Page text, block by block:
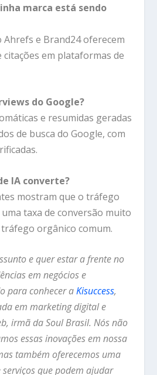
marca está sendo
Ahrefs e Brand24 oferecem
em plataformas de
do Google?
e resumidas geradas
de busca do Google, com
IA converte?
mostram que o tráfego
taxa de conversão muito
orgânico comum.
e quer estar a frente no
em negócios e
para conhecer a Kisuccess,
em marketing digital e
irmã daSoul Brasil. Nós não
essas inovações em nossa
também oferecemos uma
que podem ajudar